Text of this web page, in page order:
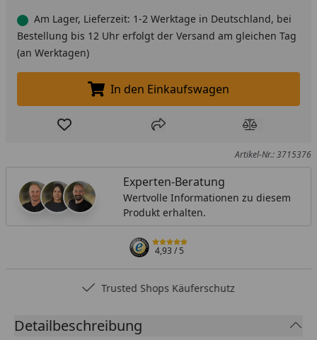
Am Lager, Lieferzeit: 1-2 Werktage in Deutschland, bei
Bestellung bis 12 Uhr erfolgt der Versand am gleichen Tag
(an Werktagen)
In den Einkaufswagen legen
In den Einkaufswagen
Produkt zur Wunschliste hinzufügen
Teilen Produkt
Artikel-Nr.: 3715376
Experten-Beratung
Wertvolle Informationen zu diesem
Produkt erhalten.
4,93/ 5
Trusted Shops Käuferschutz
Detailbeschreibung